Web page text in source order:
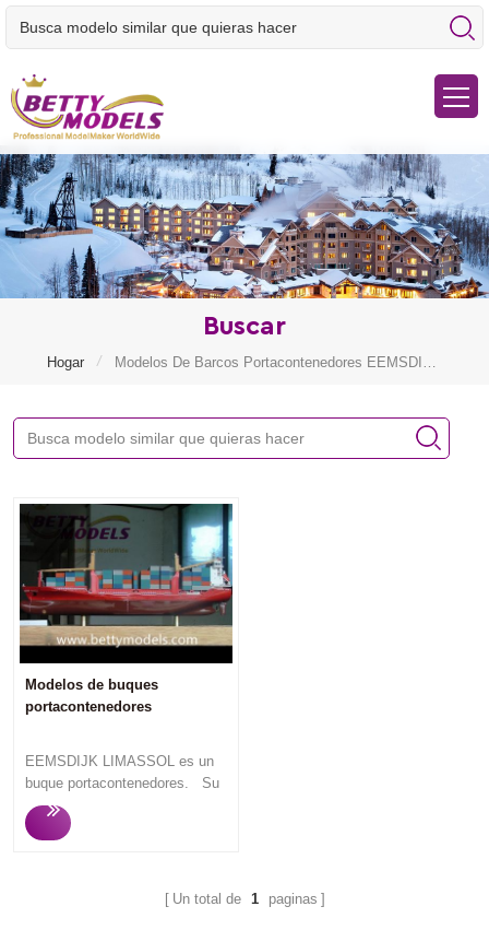
Buscar
Hogar /
Modelos de buques
portacontenedores
EEMSDIJK LIMASSOL es un
buque portacontenedores. Su
longitud total es de 140,67 m.
La bandera es Chipre. Betty
respuesta rápida, comunicación
Un total de 1 paginas